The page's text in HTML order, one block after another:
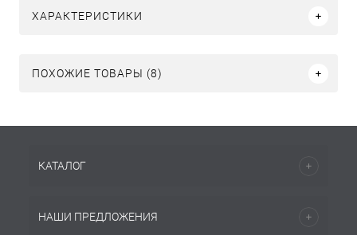
ХАРАКТЕРИСТИКИ
ПОХОЖИЕ ТОВАРЫ (8)
КАТАЛОГ
НАШИ ПРЕДЛОЖЕНИЯ